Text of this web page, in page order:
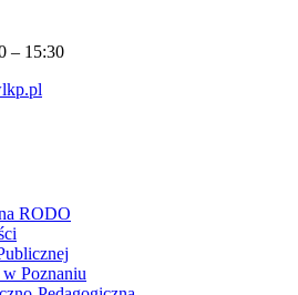
– 15:30
RODO
Poznaniu